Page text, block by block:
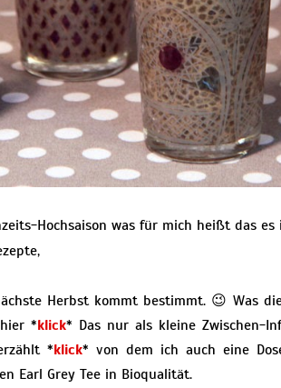
Hochsaison was für mich heißt das
Herbst kommt bestimmt. 😉 Was
*klick* Das nur als kleine Zwischen-
*klick* von dem ich auch eine
Earl Grey Tee in Bioqualität.